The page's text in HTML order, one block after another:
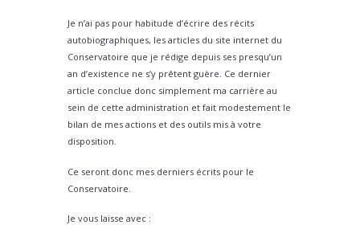
Je n’ai pas pour habitude d’écrire des récits
autobiographiques, les articles du site internet du
Conservatoire que je rédige depuis ses presqu’un
an d’existence ne s’y prêtent guère. Ce dernier
article conclue donc simplement ma carrière au
sein de cette administration et fait modestement le
bilan de mes actions et des outils mis à votre
disposition.
Ce seront donc mes derniers écrits pour le
Conservatoire.
Je vous laisse avec :